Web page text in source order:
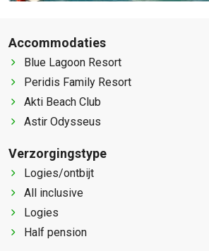
Accommodaties
Blue Lagoon Resort
Peridis Family Resort
Akti Beach Club
Astir Odysseus
Verzorgingstype
Logies/ontbijt
All inclusive
Logies
Half pension